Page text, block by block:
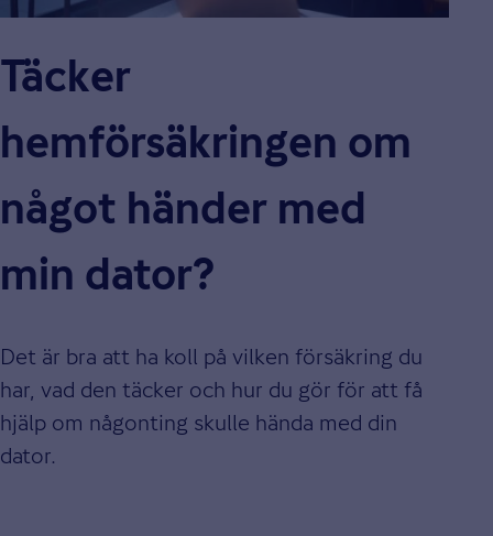
Täcker
hemförsäkringen om
något händer med
min dator?
Det är bra att ha koll på vilken försäkring du
har, vad den täcker och hur du gör för att få
hjälp om någonting skulle hända med din
dator.